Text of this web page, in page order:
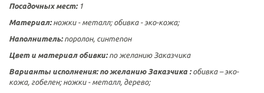
Посадочных мест:1
Материал:ножки - металл; обивка - эко-кожа;
Наполнитель:поролон, синтепон
Цвет и материал обивки: по желанию Заказчика
Варианты исполнения: по желанию Заказчика : обивка – эко-
кожа, гобелен; ножки - металл, дерево;